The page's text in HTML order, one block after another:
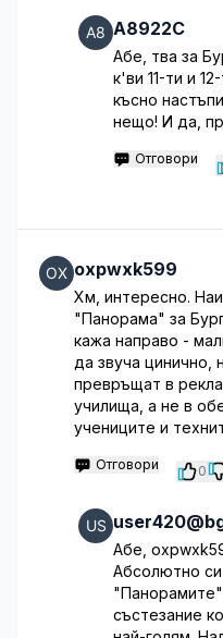
A8922C
Абе, тва за
к'ви 11-ти и
късно
нещо! И да,
Отговори
oxpwxk599
Хм, интересно.
"Панорама" за
кажа направо -
да звуча цинично,
превръщат в
училища, а не в
учениците и
Отговори 0
Абе,
Абсолютно
"Панорамите"
състезание